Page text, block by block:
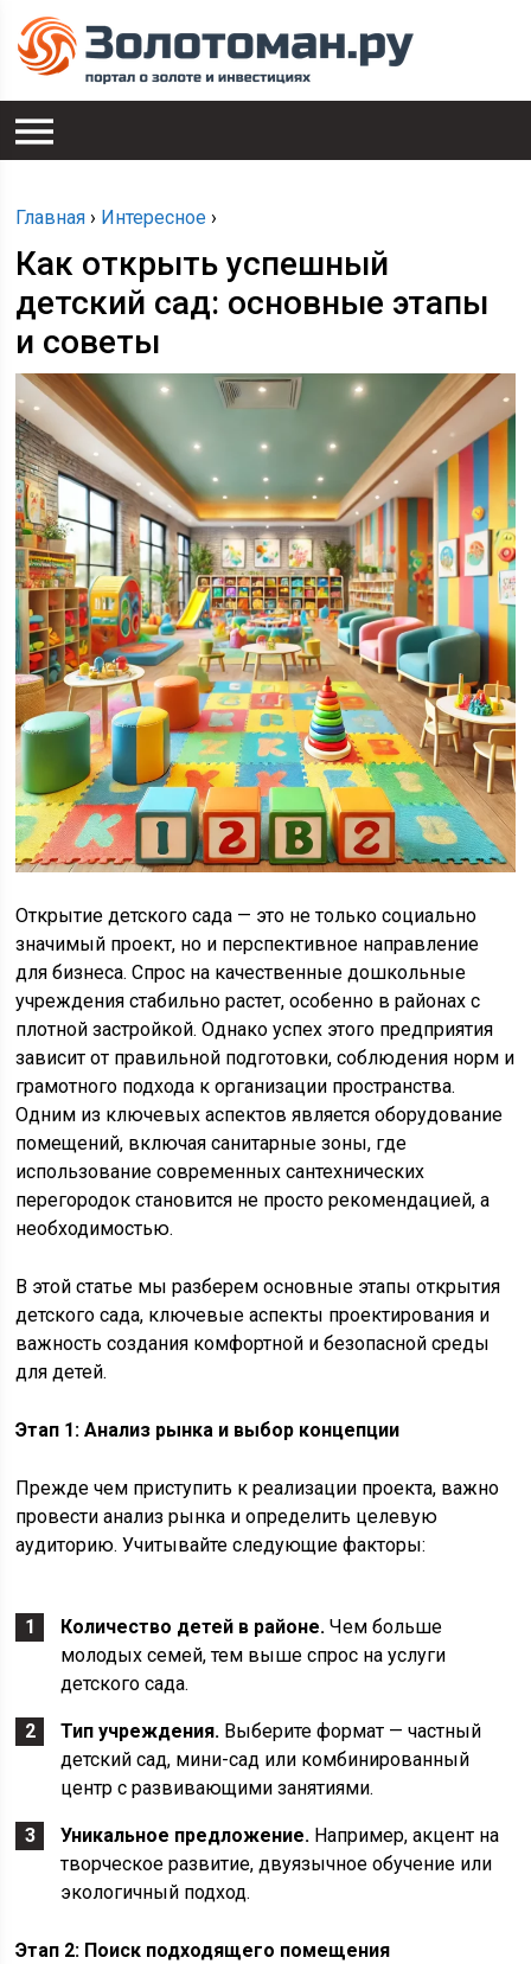
Главная › Интересное ›
Как открыть успешный
детский сад: основные этапы
и советы
Открытие детского сада — это не только социально
значимый проект, но и перспективное направление
для бизнеса. Спрос на качественные дошкольные
учреждения стабильно растет, особенно в районах с
плотной застройкой. Однако успех этого предприятия
зависит от правильной подготовки, соблюдения норм и
грамотного подхода к организации пространства.
Одним из ключевых аспектов является оборудование
помещений, включая санитарные зоны, где
использование современных сантехнических
перегородок становится не просто рекомендацией, а
необходимостью.
В этой статье мы разберем основные этапы открытия
детского сада, ключевые аспекты проектирования и
важность создания комфортной и безопасной среды
для детей.
Этап 1: Анализ рынка и выбор концепции
Прежде чем приступить к реализации проекта, важно
провести анализ рынка и определить целевую
аудиторию. Учитывайте следующие факторы:
Количество детей в районе. Чем больше
молодых семей, тем выше спрос на услуги
детского сада.
Тип учреждения. Выберите формат — частный
детский сад, мини-сад или комбинированный
центр с развивающими занятиями.
Уникальное предложение. Например, акцент на
творческое развитие, двуязычное обучение или
экологичный подход.
Этап 2: Поиск подходящего помещения